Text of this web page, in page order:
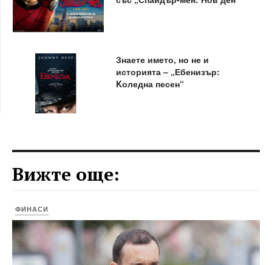
Знаете името, но не и
историята – „Ебенизър:
Kоледна песен“
Вижте още:
ФИНАСИ